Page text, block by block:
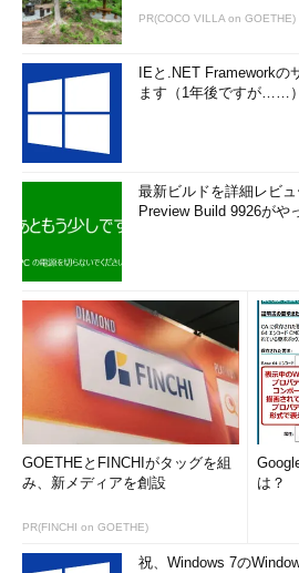
PR(COCO VILLA on GOETHE)
IEと.NET Frameworkの
ます（1年後ですが……）
最新ビルドを詳細レビ
Preview Build 9926がや
GOETHEとFINCHIがタッグを組
み、新メディアを創設
PR(FINCHI on GOETHE)
は？
祝、Windows 7の